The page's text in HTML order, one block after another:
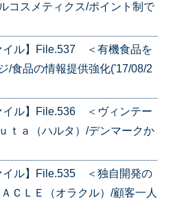
コスメティクス/ポイント制で
イル】File.537 ＜有機食品を
/食品の情報提供強化('17/08/2
イル】File.536 ＜ヴィンテー
ｔａ（ハルタ）/デンマークか
イル】File.535 ＜独自開発の
ＣＬＥ（オラクル）/顧客一人